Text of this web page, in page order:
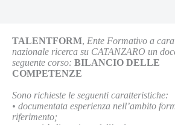
TALENTFORM, Ente Formativo a
nazionale ricerca su CATANZARO un
seguente corso: BILANCIO DELLE
COMPETENZE
Sono richieste le seguenti caratteristiche:
• documentata esperienza nell’ambito
riferimento;